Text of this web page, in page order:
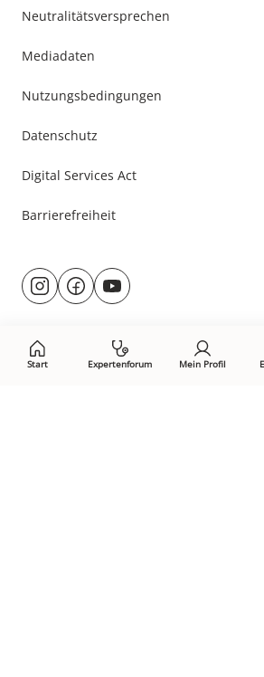
Start Expertenforum Mein Profil
Neutralitätsversprechen
Mediadaten
Nutzungsbedingungen
Datenschutz
Digital Services Act
Barrierefreiheit
Besuche
uns@rund.ums.baby
facebook.com/rundumsbaby.de
youtube.com/